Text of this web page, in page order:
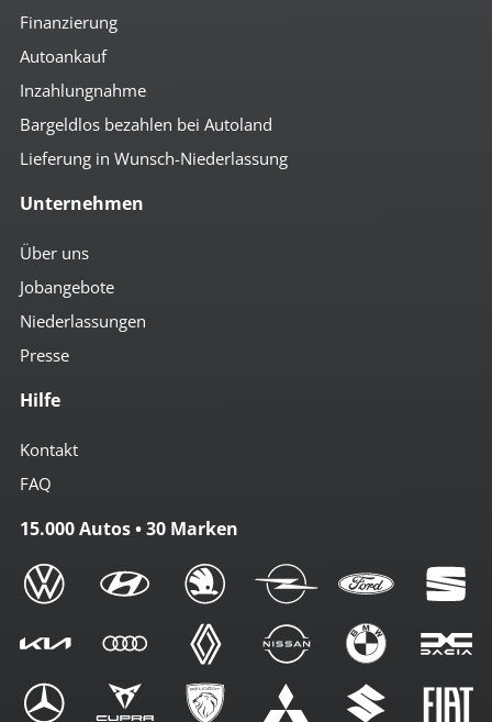
Finanzierung
Autoankauf
Inzahlungnahme
Bargeldlos bezahlen bei Autoland
Lieferung in Wunsch-Niederlassung
Unternehmen
Über uns
Jobangebote
Niederlassungen
Presse
Hilfe
Kontakt
FAQ
15.000 Autos • 30 Marken